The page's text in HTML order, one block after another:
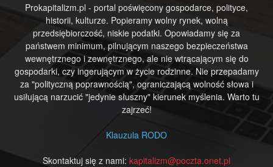
Prokapitalizm.pl - portal poświęcony gospodarce, polityce,
historii, kulturze. Popieramy wolny rynek, wolną
przedsiębiorczość, niskie podatki. Opowiadamy się za
państwem minimum, pilnującym naszego bezpieczeństwa
wewnętrznego i zewnętrznego, ale nie wtrącającym się do
gospodarki, czy ingerującym w życie rodzinne. Nie przepadamy
za "polityczną poprawnością", ograniczającą wolność słowa i
usiłującą narzucić "jedynie słuszny" kierunek myślenia. Warto tu
zajrzeć!
Klauzula RODO
Skontaktuj się z nami: kapitalizm@poczta.onet.pl